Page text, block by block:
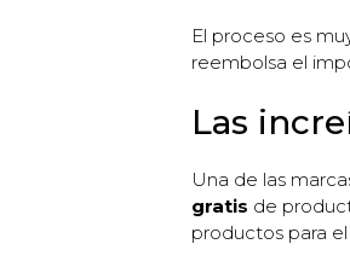
El proceso es
reembolsa el
Las
Una de las
gratis de
productos para